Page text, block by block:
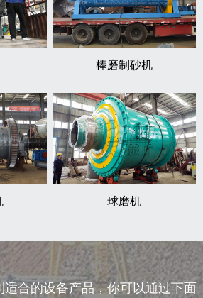
棒磨制砂机
球磨机
合的设备产品，你可以通过下面